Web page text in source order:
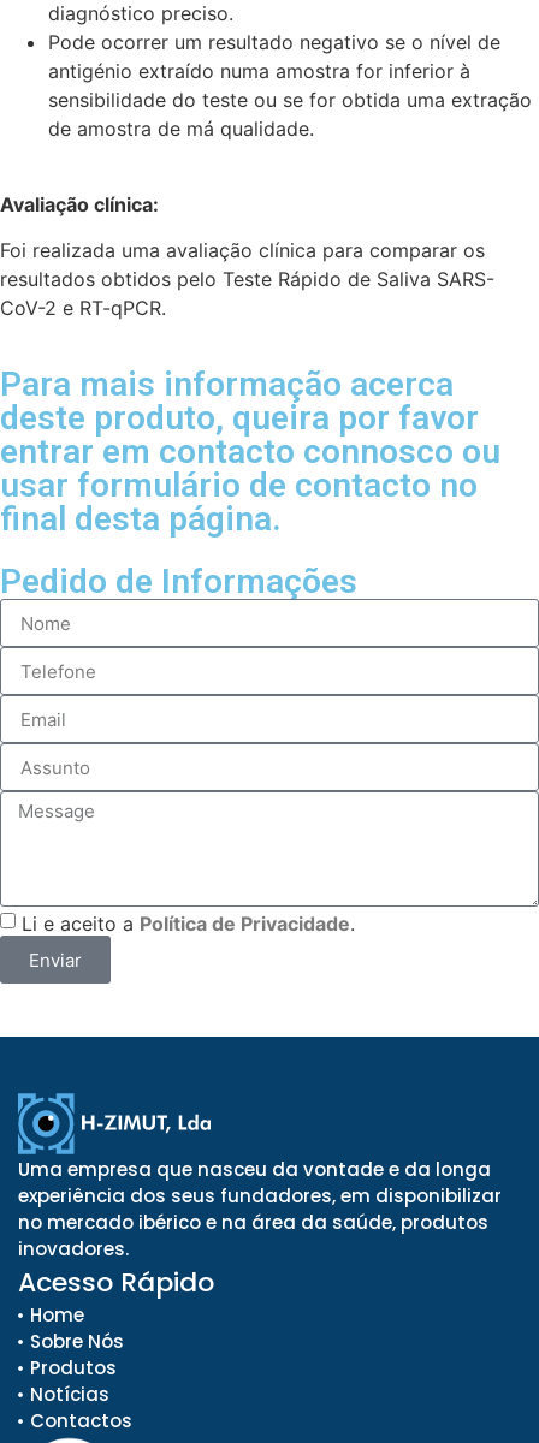
diagnóstico preciso.
Pode ocorrer um resultado negativo se o nível de
antigénio extraído numa amostra for inferior à
sensibilidade do teste ou se for obtida uma extração
de amostra de má qualidade.
Avaliação clínica:
Foi realizada uma avaliação clínica para comparar os
resultados obtidos pelo Teste Rápido de Saliva SARS-
CoV-2 e RT-qPCR.
Para mais informação acerca
deste produto, queira por favor
entrar em contacto connosco ou
usar formulário de contacto no
final desta página.
Pedido de Informações
Li e aceito a Política de Privacidade.
Enviar
Uma empresa que nasceu da vontade e da longa
experiência dos seus fundadores, em disponibilizar
no mercado ibérico e na área da saúde, produtos
inovadores.
Acesso Rápido
Home
Sobre Nós
Produtos
Notícias
Contactos